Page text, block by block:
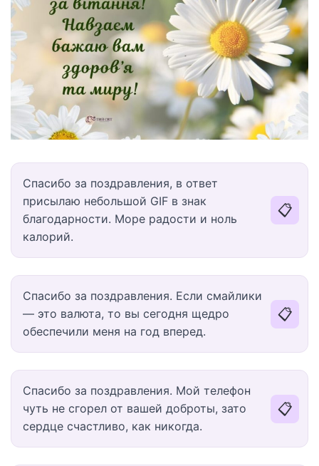
Спасибо за поздравления, в ответ
присылаю небольшой GIF в знак
благодарности. Море радости и ноль
калорий.
📋
Спасибо за поздравления. Если смайлики
— это валюта, то вы сегодня щедро
обеспечили меня на год вперед.
📋
Спасибо за поздравления. Мой телефон
чуть не сгорел от вашей доброты, зато
сердце счастливо, как никогда.
📋